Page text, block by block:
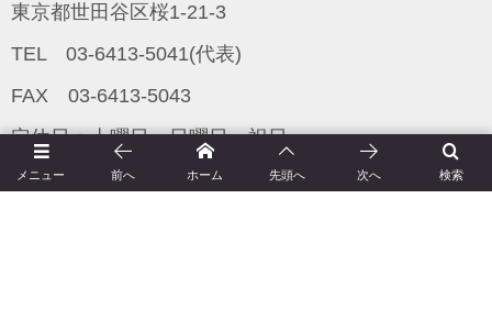
東京都世田谷区桜1-21-3
TEL 03-6413-5041(代表)
FAX 03-6413-5043
定休日：土曜日、日曜日、祝日
営業時間：午前9時〜午後5時
メニュー 検索
前へ ホーム 先頭へ 次へ